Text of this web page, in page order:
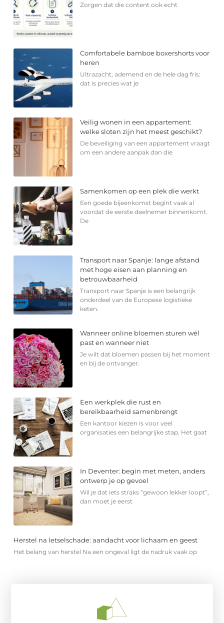
Zorgen dat die content ook echt
Comfortabele bamboe boxershorts voor
heren
Ultrazacht, ademend en de hele dag fris:
dat is precies wat je
Veilig wonen in een appartement:
welke sloten zijn het meest geschikt?
De beveiliging van een appartement vraagt
om een andere aanpak dan die
Samenkomen op een plek die werkt
Een goede bijeenkomst begint vaak al
voordat de eerste deelnemer binnenkomt.
De
Transport naar Spanje: lange afstand
met hoge eisen aan planning en
betrouwbaarheid
Transport naar Spanje is een belangrijk
onderdeel van de Europese logistieke
keten.
Wanneer online bloemen sturen wél
past en wanneer niet
Je wilt dat bloemen passen bij het moment
en bij de ontvanger.
Een werkplek die rust en
bereikbaarheid samenbrengt
Een kantoor kiezen is voor veel
organisaties een belangrijke stap. Het gaat
In Deventer: begin met meten, anders
ontwerp je op gevoel
Wil je dat iets straks “gewoon lekker loopt”,
dan moet je eerst
Herstel na letselschade: aandacht voor lichaam en geest
Het belang van herstel Na een ongeval ligt de nadruk vaak op